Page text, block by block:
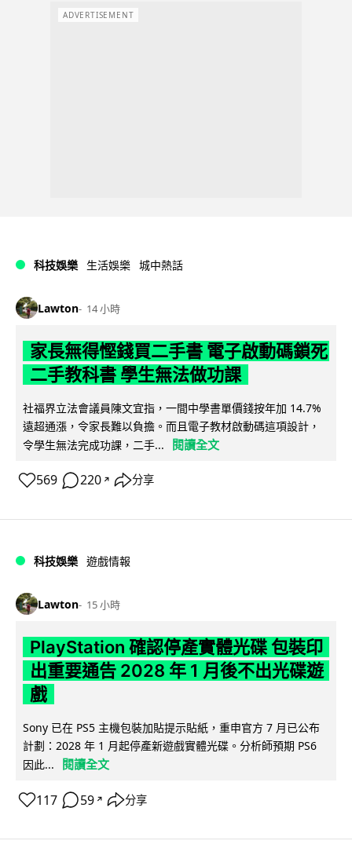
ADVERTISEMENT
科技娛樂 生活娛樂 城中熱話
Lawton 14 小時
家長無得慳錢買二手書 電子啟動碼鎖死
二手教科書 學生無法做功課
社福界立法會議員陳文宜指，一間中學書單價錢按年加 14.7%
遠超通漲，令家長難以負擔。而且電子教材啟動碼這項設計，
令學生無法完成功課，二手...
閱讀全文
569 220 ↗ 分享
科技娛樂 遊戲情報
Lawton 15 小時
PlayStation 確認停產實體光碟 包裝印
出重要通告 2028 年 1 月後不出光碟遊
戲
Sony 已在 PS5 主機包裝加貼提示貼紙，重申官方 7 月已公布
計劃：2028 年 1 月起停產新遊戲實體光碟。分析師預期 PS6
因此...
閱讀全文
117 59 ↗ 分享